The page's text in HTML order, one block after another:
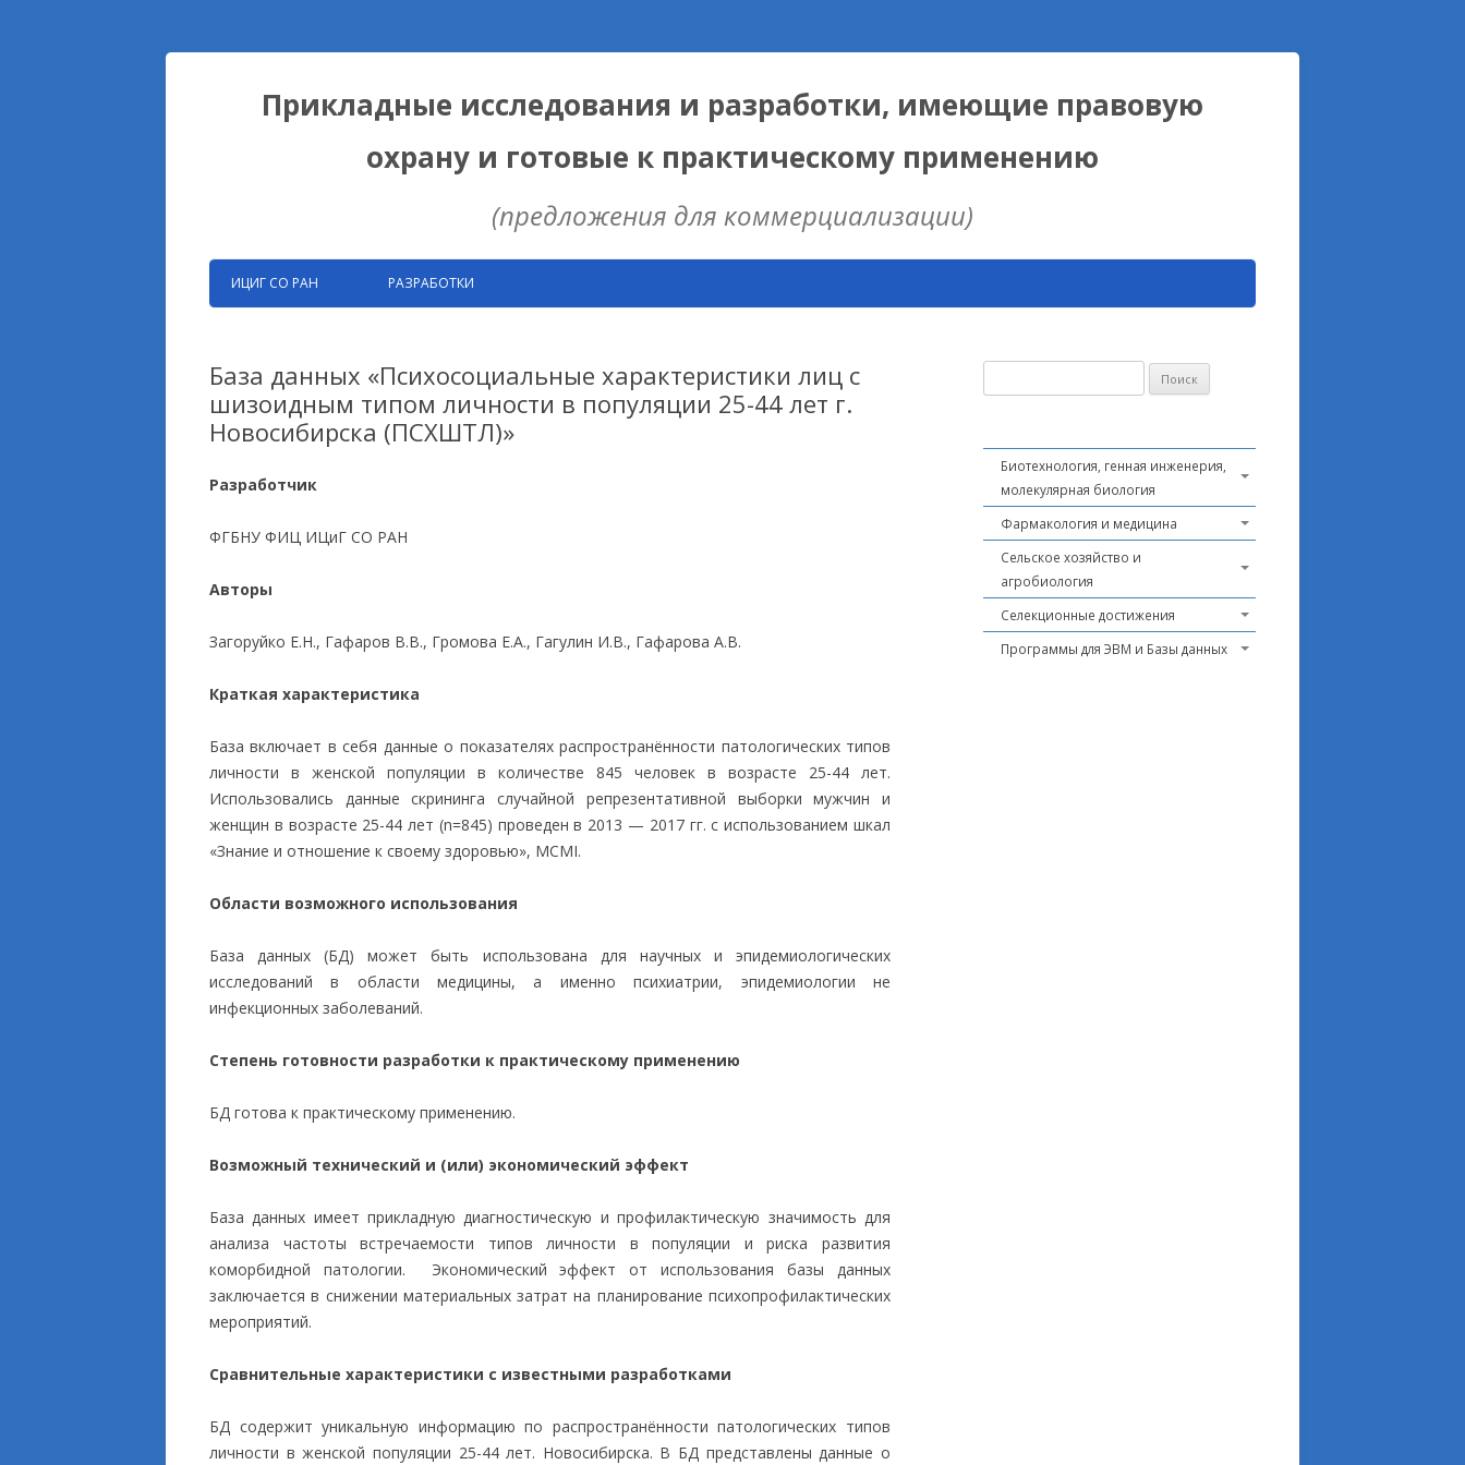
Прикладные исследования и разработки, имеющие правовую
охрану и готовые к практическому применению
(предложения для коммерциализации)
Skip
ИЦИГ СО РАН РАЗРАБОТКИ
БИОКОЛЛЕКЦИИ
ДОМЕСТИКАЦИОННАЯ МОДЕЛЬ
База данных «Психосоциальные характеристики лиц с
шизоидным типом личности в популяции 25-44 лет г.
Новосибирска (ПСХШТЛ)»
Разработчик
ФГБНУ ФИЦ ИЦиГ СО РАН
Авторы
Загоруйко Е.Н., Гафаров В.В., Громова Е.А., Гагулин И.В., Гафарова А.В.
Краткая характеристика
База включает в себя данные о показателях распространённости патологических типов
личности в женской популяции в количестве 845 человек в возрасте 25-44 лет.
Использовались данные скрининга случайной репрезентативной выборки мужчин и
женщин в возрасте 25-44 лет (n=845) проведен в 2013 — 2017 гг. c использованием шкал
«Знание и отношение к своему здоровью», MCMI.
Области возможного использования
База данных (БД) может быть использована для научных и эпидемиологических
исследований в области медицины, а именно психиатрии, эпидемиологии не
инфекционных заболеваний.
Степень готовности разработки к практическому применению
БД готова к практическому применению.
Возможный технический и (или) экономический эффект
База данных имеет прикладную диагностическую и профилактическую значимость для
анализа частоты встречаемости типов личности в популяции и риска развития
коморбидной патологии. Экономический эффект от использования базы данных
заключается в снижении материальных затрат на планирование психопрофилактических
мероприятий.
Сравнительные характеристики с известными разработками
БД содержит уникальную информацию по распространённости патологических типов
личности в женской популяции 25-44 лет. Новосибирска. В БД представлены данные о
Биотехнология, генная инженерия,
молекулярная биология
Фармакология и медицина
Сельское хозяйство и
агробиология
Селекционные достижения
Программы для ЭВМ и Базы данных